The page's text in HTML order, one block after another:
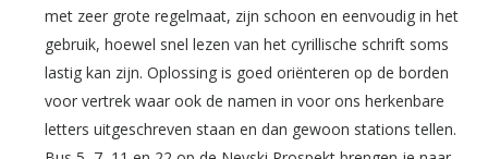
met zeer grote regelmaat, zijn schoon en eenvoudig in het
gebruik, hoewel snel lezen van het cyrillische schrift soms
lastig kan zijn. Oplossing is goed oriënteren op de borden
voor vertrek waar ook de namen in voor ons herkenbare
letters uitgeschreven staan en dan gewoon stations tellen.